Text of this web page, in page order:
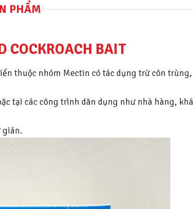
PHẨM
COCKROACH BAIT
thuộc nhóm Mectin có tác dụng trừ côn
tại các công trình dân dụng như nhà hàng,
gián.